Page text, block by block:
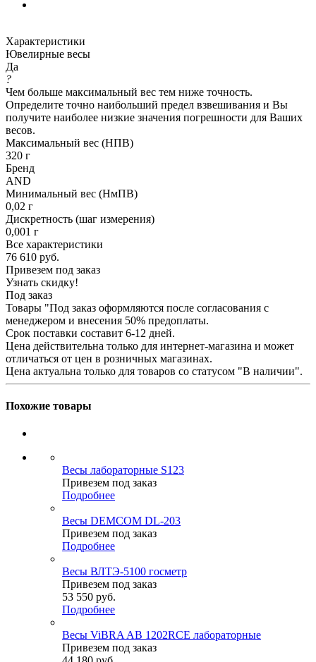
Характеристики
Ювелирные весы
Да
?
Чем больше максимальный вес тем ниже точность.
Определите точно наибольший предел взвешивания и Вы
получите наиболее низкие значения погрешности для Ваших
весов.
Максимальный вес (НПВ)
320 г
Бренд
AND
Минимальный вес (НмПВ)
0,02 г
Дискретность (шаг измерения)
0,001 г
Все характеристики
76 610 руб.
Привезем под заказ
Узнать скидку!
Под заказ
Товары "Под заказ оформляются после согласования с
менеджером и внесения 50% предоплаты.
Срок поставки составит 6-12 дней.
Цена действительна только для интернет-магазина и может
отличаться от цен в розничных магазинах.
Цена актуальна только для товаров со статусом "В наличии".
Похожие товары
Весы лабораторные S123
Привезем под заказ
Подробнее
Весы DEMCOM DL-203
Привезем под заказ
Подробнее
Весы ВЛТЭ-5100 госметр
Привезем под заказ
53 550 руб.
Подробнее
Весы ViBRA AB 1202RCE лабораторные
Привезем под заказ